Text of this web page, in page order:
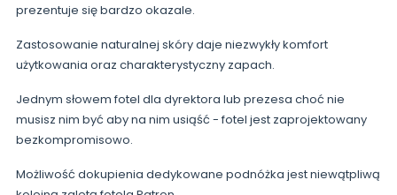
prezentuje się bardzo okazale.
Zastosowanie naturalnej skóry daje niezwykły komfort
użytkowania oraz charakterystyczny zapach.
Jednym słowem fotel dla dyrektora lub prezesa choć nie
musisz nim być aby na nim usiąść - fotel jest zaprojektowany
bezkompromisowo.
Możliwość dokupienia dedykowane podnóżka jest niewątpliwą